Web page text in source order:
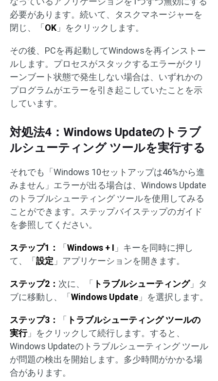
必要があります。続いて、タスクマネージャーを
閉じ、「 OK 」をクリックします。
その後、PCを再起動してWindowsを再インストー
ルします。プロセスがスタックするエラーがクリ
ーンブート状態で発生しない場合は、いずれかの
プログラムがエラーを引き起こしていたことを示
しています。
対処法4：Windows Updateのトラブ
ルシューティング ツールを実行する
それでも「Windows 10セットアップは46%から進
みません」エラーが出る場合は、Windows Update
のトラブルシューティング ツールを使用してみる
ことができます。ステップバイステップのガイド
を参照してください。
ステップ1： 「 Windows + I 」キーを同時に押し
て、「 設定 」アプリケーションを開きます。
ステップ2： 次に、「 トラブルシューティング」タ
ブに移動し、「 Windows Update 」を選択します。
ステップ3： 「 トラブルシューティング ツールの
実行」をクリックして続行します。すると、
Windows Updateのトラブルシューティング ツール
が問題の検出を開始します。多少時間がかかる場
合があります。